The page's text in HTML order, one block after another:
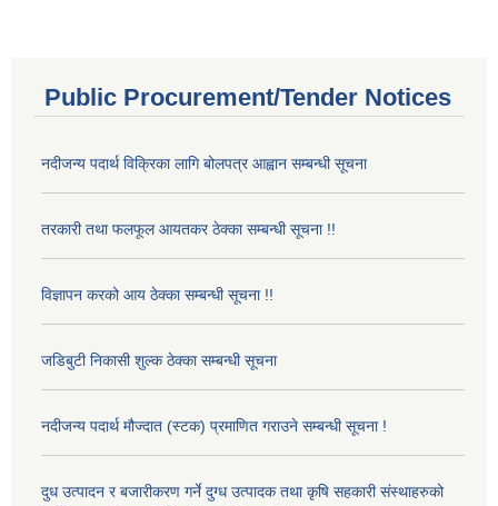
Public Procurement/Tender Notices
नदीजन्य पदार्थ विक्रिका लागि बोलपत्र आह्वान सम्बन्धी सूचना
तरकारी तथा फलफूल आयतकर ठेक्का सम्बन्धी सूचना !!
विज्ञापन करको आय ठेक्का सम्बन्धी सूचना !!
जडिबुटी निकासी शुल्क ठेक्का सम्बन्धी सूचना
नदीजन्य पदार्थ मौज्दात (स्टक) प्रमाणित गराउने सम्बन्धी सूचना !
दुध उत्पादन र बजारीकरण गर्ने दुग्ध उत्पादक तथा कृषि सहकारी संस्थाहरुको